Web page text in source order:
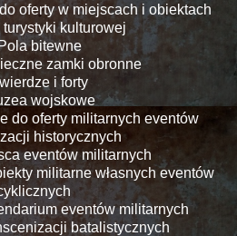
oferty w miejscach i obiektach
kulturowej
bitewne
zamki obronne
i forty
wojskowe
do oferty militarnych eventów
historycznych
eventów militarnych
militarne własnych eventów
eventów militarnych
batalistycznych